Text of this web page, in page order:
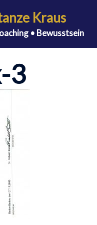
Kraus
• Bewusstsein
3